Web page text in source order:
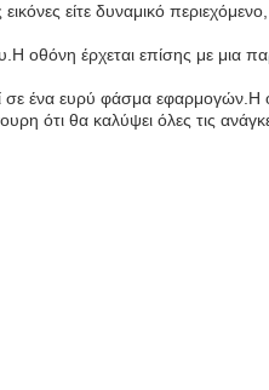
είτε δυναμικό
οθόνη έρχεται επίσης με μια
σε ένα ευρύ φάσμα
ότι θα καλύψει όλες τις